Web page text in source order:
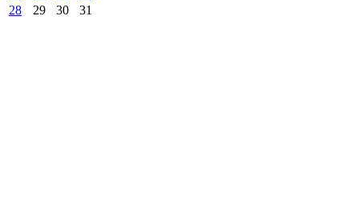
28
29 30 31